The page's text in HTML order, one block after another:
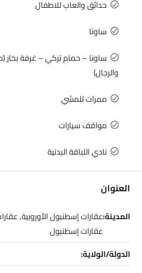
حدائق والعاب للاطفال
ساونا
ساونا – حمام تركي – غرفة بخار
والرجال)
ممرات للمشي
مواقف سيارات
نادي اللباقة البدنية
العنوان
المدينة:عقارات إسطنبول الأوروبية,
عقارات إسطنبول
الدولة/الولاية: